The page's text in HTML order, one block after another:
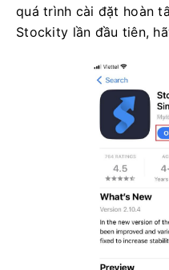
quá trình cài đặt hoàn
Stockity lần đầu tiên,